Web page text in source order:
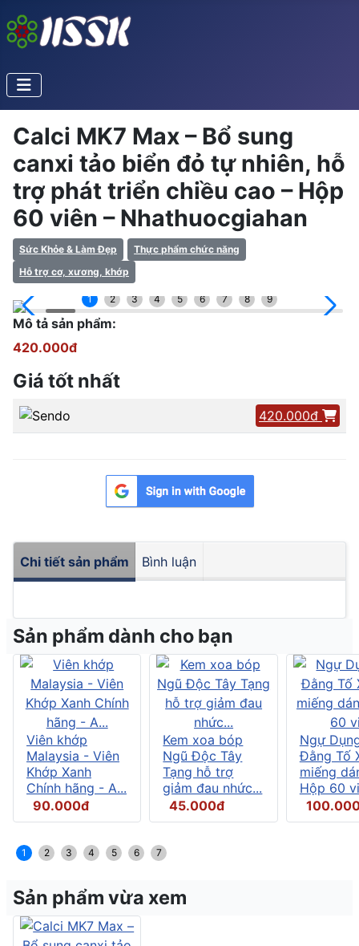
Calci MK7 Max – Bổ sung
canxi tảo biển đỏ tự nhiên, hỗ
trợ phát triển chiều cao – Hộp
60 viên – Nhathuocgiahan
Sức Khỏe & Làm Đẹp
Thực phẩm chức năng
Hỗ trợ cơ, xương, khớp
1 2 3 4 5 6 7 8 9
Mô tả sản phẩm:
420.000đ
Giá tốt nhất
420.000đ
Chi tiết sản phẩm Bình luận
Sản phẩm dành cho bạn
Viên khớp
Malaysia - Viên
Khớp Xanh
Chính hãng - A...
90.000đ
Kem xoa bóp
Ngũ Độc Tây
Tạng hỗ trợ
giảm đau nhức...
45.000đ
Ngự
Đằng Tố
miếng
Hộp 60
1 2 3 4 5 6 7
Sản phẩm vừa xem